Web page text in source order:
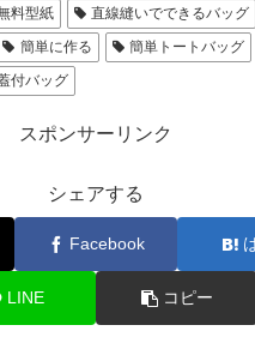
料型紙
直線縫いでできるバッグ
簡単に作る
簡単トートバッグ
付バッグ
スポンサーリンク
シェアする
Facebook
LINE コピー